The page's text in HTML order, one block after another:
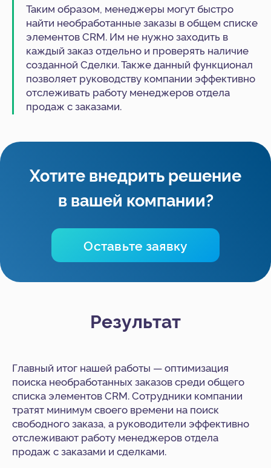
Таким образом, менеджеры могут быстро
найти необработанные заказы в общем списке
элементов CRM. Им не нужно заходить в
каждый заказ отдельно и проверять наличие
созданной Сделки. Также данный функционал
позволяет руководству компании эффективно
отслеживать работу менеджеров отдела
продаж с заказами.
Результат
Главный итог нашей работы — оптимизация
поиска необработанных заказов среди общего
списка элементов CRM. Сотрудники компании
тратят минимум своего времени на поиск
свободного заказа, а руководители эффективно
отслеживают работу менеджеров отдела
продаж с заказами и сделками.
на обработку
Начать сотрудничество
бизнеса для себя и своих
Отправьте заявку, мы свяжемся
с вами в ближайшее время и
обсудим детали вашего вопроса.